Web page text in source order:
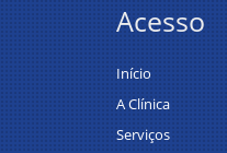
Acesso
Início
A Clínica
Serviços